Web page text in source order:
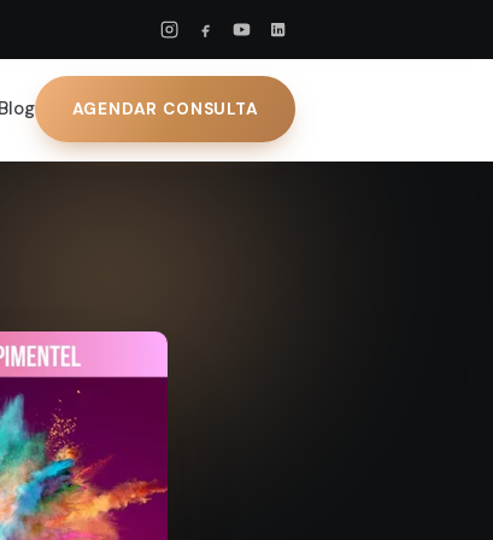
Blog AGENDAR CONSULTA